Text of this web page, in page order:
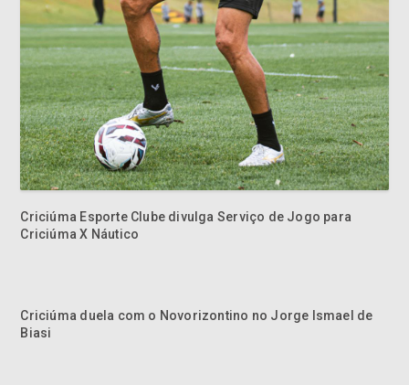
Criciúma Esporte Clube divulga Serviço de Jogo para
Criciúma X Náutico
Criciúma duela com o Novorizontino no Jorge Ismael de
Biasi